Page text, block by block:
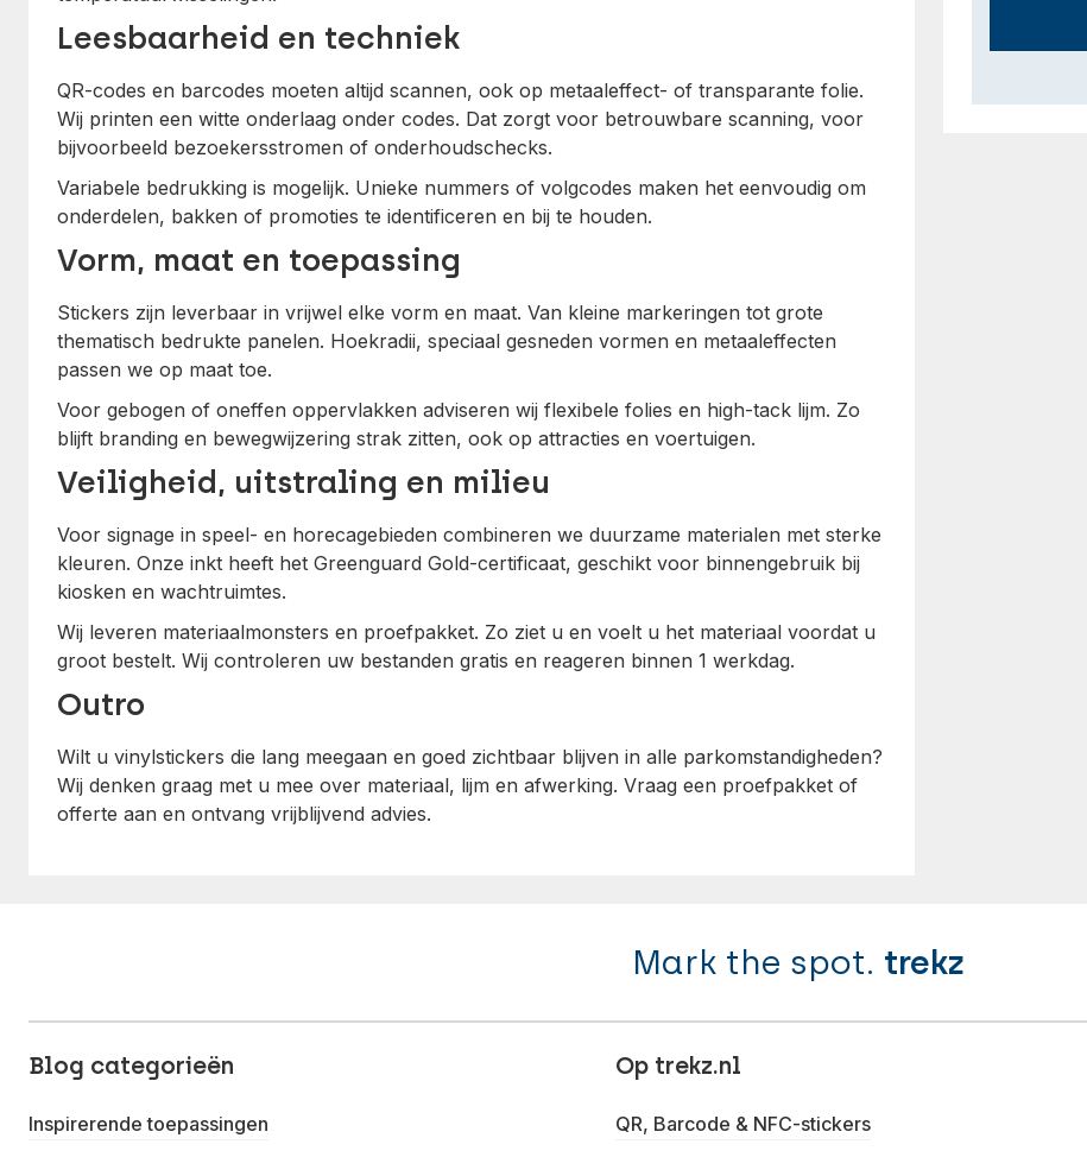
Leesbaarheid en techniek
QR-codes en barcodes moeten altijd scannen, ook op metaaleffect- of transparante folie.
Wij printen een witte onderlaag onder codes. Dat zorgt voor betrouwbare scanning, voor
bijvoorbeeld bezoekersstromen of onderhoudschecks.
Variabele bedrukking is mogelijk. Unieke nummers of volgcodes maken het eenvoudig om
onderdelen, bakken of promoties te identificeren en bij te houden.
Vorm, maat en toepassing
Stickers zijn leverbaar in vrijwel elke vorm en maat. Van kleine markeringen tot grote
thematisch bedrukte panelen. Hoekradii, speciaal gesneden vormen en metaaleffecten
passen we op maat toe.
Voor gebogen of oneffen oppervlakken adviseren wij flexibele folies en high-tack lijm. Zo
blijft branding en bewegwijzering strak zitten, ook op attracties en voertuigen.
Veiligheid, uitstraling en milieu
Voor signage in speel- en horecagebieden combineren we duurzame materialen met sterke
kleuren. Onze inkt heeft het Greenguard Gold-certificaat, geschikt voor binnengebruik bij
kiosken en wachtruimtes.
Wij leveren materiaalmonsters en proefpakket. Zo ziet u en voelt u het materiaal voordat u
groot bestelt. Wij controleren uw bestanden gratis en reageren binnen 1 werkdag.
Outro
Wilt u vinylstickers die lang meegaan en goed zichtbaar blijven in alle parkomstandigheden?
Wij denken graag met u mee over materiaal, lijm en afwerking. Vraag een proefpakket of
offerte aan en ontvang vrijblijvend advies.
Mark the spot. trekz
Blog categorieën
Inspirerende toepassingen
Op trekz.nl
QR, Barcode & NFC-stickers